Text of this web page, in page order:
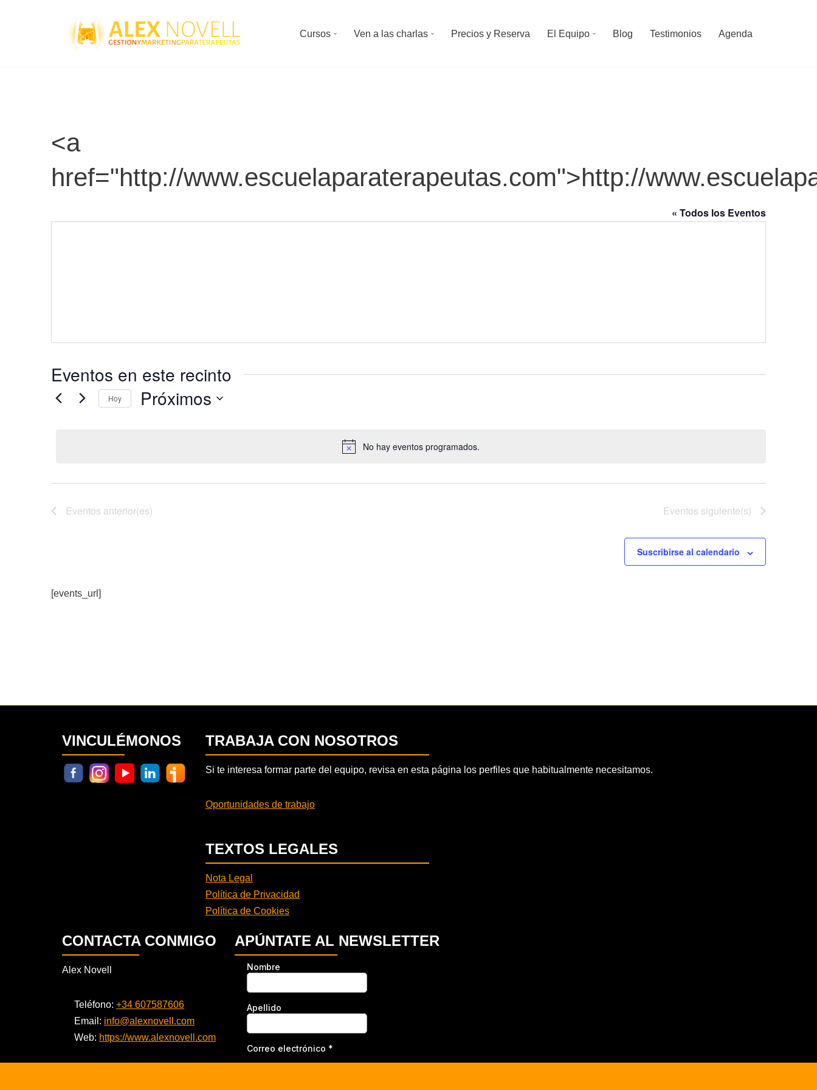
Cursos Ven a las charlas Precios y Reserva El Equipo Blog Testimonios Agenda
<a
href="http://www.escuelaparaterapeutas.com">http://
« Todos los Eventos
Eventos en este recinto
Aviso
No hay eventos programados.
Hoy Próximos
Eventos anterior(es) Eventos siguiente(s)
Suscribirse al calendario
[events_url]
VINCULÉMONOS TRABAJA CON NOSOTROS
Si te interesa formar parte del equipo, revisa en esta página los perfiles que habitualmente necesitamos.
Oportunidades de trabajo
TEXTOS LEGALES
Nota Legal
Política de Privacidad
Política de Cookies
CONTACTA CONMIGO
Alex Novell
Teléfono: +34 607587606
Email: info@alexnovell.com
Web: https://www.alexnovell.com
APÚNTATE AL NEWSLETTER